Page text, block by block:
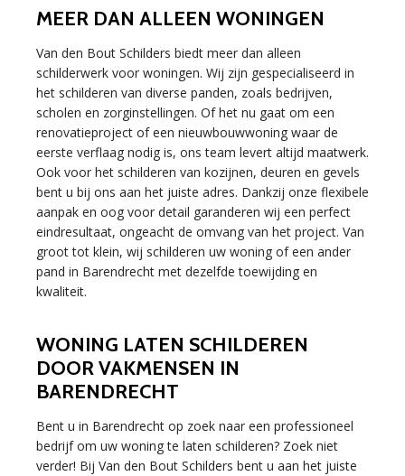
MEER DAN ALLEEN WONINGEN
Van den Bout Schilders biedt meer dan alleen
schilderwerk voor woningen. Wij zijn gespecialiseerd in
het schilderen van diverse panden, zoals bedrijven,
scholen en zorginstellingen. Of het nu gaat om een
renovatieproject of een nieuwbouwwoning waar de
eerste verflaag nodig is, ons team levert altijd maatwerk.
Ook voor het schilderen van kozijnen, deuren en gevels
bent u bij ons aan het juiste adres. Dankzij onze flexibele
aanpak en oog voor detail garanderen wij een perfect
eindresultaat, ongeacht de omvang van het project. Van
groot tot klein, wij schilderen uw woning of een ander
pand in Barendrecht met dezelfde toewijding en
kwaliteit.
WONING LATEN SCHILDEREN
DOOR VAKMENSEN IN
BARENDRECHT
Bent u in Barendrecht op zoek naar een professioneel
bedrijf om uw woning te laten schilderen? Zoek niet
verder! Bij Van den Bout Schilders bent u aan het juiste